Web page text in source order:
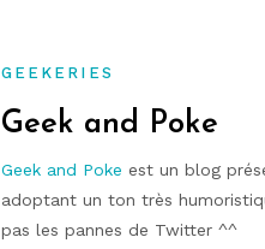
GEEKERIES
Geek and Poke
Geek and Poke est un blog
adoptant un ton très
pas les pannes de Twitter ^^